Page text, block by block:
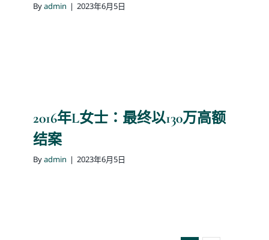
Byadmin | 2023年6月5日
2016年L女士：最终以130万高额
结案
Byadmin | 2023年6月5日